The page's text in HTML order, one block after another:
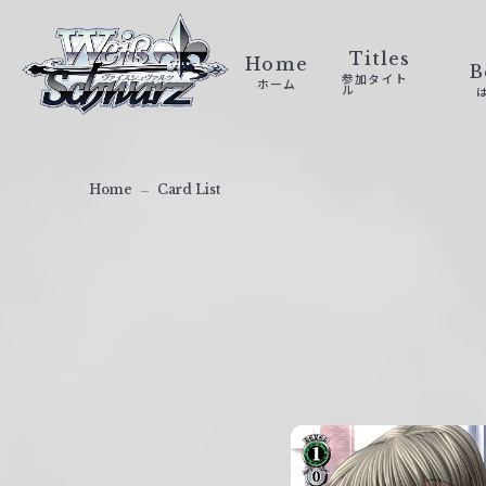
ァ
Home
ホーム
Titles
参加タイト
ル
Home Card List